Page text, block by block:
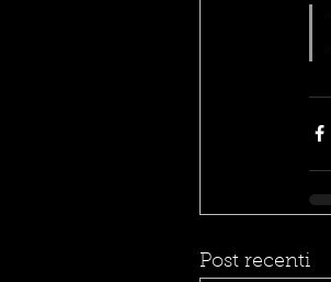
Post recenti